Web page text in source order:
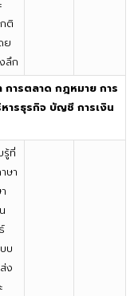
ติ
ย
ลึก
การตลาด กฎหมาย การ
ารธุรกิจ บัญชี การเงิน
รู้ที่
ษา
บ
ง